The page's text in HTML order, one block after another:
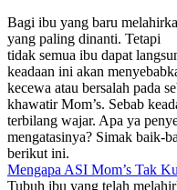
Bagi ibu yang baru
yang paling dinanti. Tetapi
tidak semua ibu dapat
keadaan ini akan
kecewa atau bersalah pada
khawatir Mom’s. Sebab
terbilang wajar. Apa ya
mengatasinya? Simak baik-
berikut ini.
Mengapa ASI Mom’s Tak
Tubuh ibu yang telah